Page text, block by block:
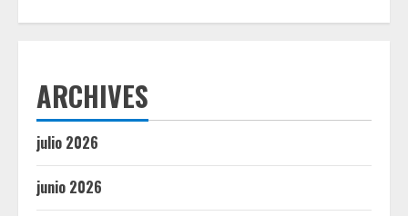
ARCHIVES
julio 2026
junio 2026